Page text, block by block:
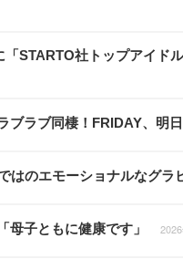
「STARTO社トップアイド
ブラブ同棲！FRIDAY、明
はのエモーショナルなグラ
母子ともに健康です」